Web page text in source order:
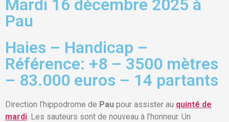
Mardi 16 décembre 2025 à
Pau
Haies – Handicap –
Référence: +8 – 3500 mètres
– 83.000 euros – 14 partants
Direction l’hippodrome de Pau pour assister au quinté de
mardi . Les sauteurs sont de nouveau à l’honneur. Un